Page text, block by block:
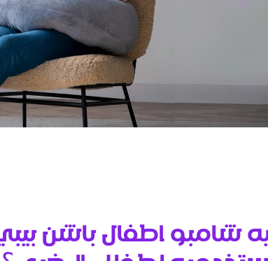
شامبو اطفال باشن